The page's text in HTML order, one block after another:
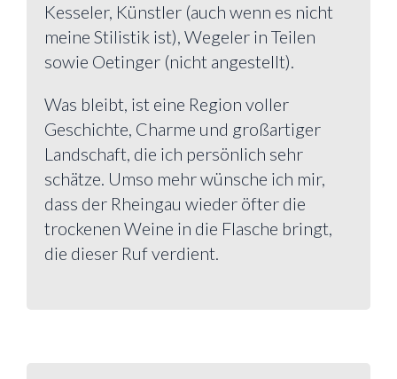
Kesseler, Künstler (auch wenn es nicht
meine Stilistik ist), Wegeler in Teilen
sowie Oetinger (nicht angestellt).
Was bleibt, ist eine Region voller
Geschichte, Charme und großartiger
Landschaft, die ich persönlich sehr
schätze. Umso mehr wünsche ich mir,
dass der Rheingau wieder öfter die
trockenen Weine in die Flasche bringt,
die dieser Ruf verdient.